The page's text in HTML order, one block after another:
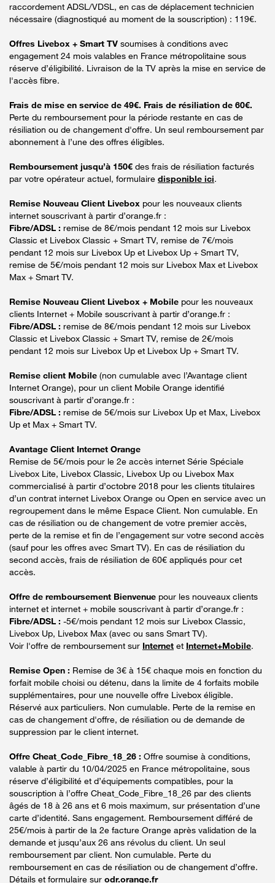
raccordement ADSL/VDSL, en cas de déplacement technicien
nécessaire (diagnostiqué au moment de la souscription) : 119€.
Offres Livebox + Smart TV soumises à conditions avec
engagement 24 mois valables en France métropolitaine sous
réserve d’éligibilité. Livraison de la TV après la mise en service de
l'accès fibre.
Frais de mise en service de 49€. Frais de résiliation de 60€.
Perte du remboursement pour la période restante en cas de
résiliation ou de changement d'offre. Un seul remboursement par
abonnement à l’une des offres éligibles.
Remboursement jusqu’à 150€ des frais de résiliation facturés
par votre opérateur actuel, formulaire disponible ici.
Remise Nouveau Client Livebox pour les nouveaux clients
internet souscrivant à partir d’orange.fr :
Fibre/ADSL : remise de 8€/mois pendant 12 mois sur Livebox
Classic et Livebox Classic + Smart TV, remise de 7€/mois
pendant 12 mois sur Livebox Up et Livebox Up + Smart TV,
remise de 5€/mois pendant 12 mois sur Livebox Max et Livebox
Max + Smart TV.
Remise Nouveau Client Livebox + Mobile pour les nouveaux
clients Internet + Mobile souscrivant à partir d’orange.fr :
Fibre/ADSL : remise de 8€/mois pendant 12 mois sur Livebox
Classic et Livebox Classic + Smart TV, remise de 2€/mois
pendant 12 mois sur Livebox Up et Livebox Up + Smart TV.
Remise client Mobile (non cumulable avec l’Avantage client
Internet Orange), pour un client Mobile Orange identifié
souscrivant à partir d’orange.fr :
Fibre/ADSL : remise de 5€/mois sur Livebox Up et Max, Livebox
Up et Max + Smart TV.
Avantage Client Internet Orange
Remise de 5€/mois pour le 2e accès internet Série Spéciale
Livebox Lite, Livebox Classic, Livebox Up ou Livebox Max
commercialisé à partir d’octobre 2018 pour les clients titulaires
d’un contrat internet Livebox Orange ou Open en service avec un
regroupement dans le même Espace Client. Non cumulable. En
cas de résiliation ou de changement de votre premier accès,
perte de la remise et fin de l’engagement sur votre second accès
(sauf pour les offres avec Smart TV). En cas de résiliation du
second accès, frais de résiliation de 60€ appliqués pour cet
accès.
Offre de remboursement Bienvenue pour les nouveaux clients
internet et internet + mobile souscrivant à partir d’orange.fr :
Fibre/ADSL : -5€/mois pendant 12 mois sur Livebox Classic,
Livebox Up, Livebox Max (avec ou sans Smart TV).
Voir l'offre de remboursement sur Internet et Internet+Mobile.
Remise Open : Remise de 3€ à 15€ chaque mois en fonction du
forfait mobile choisi ou détenu, dans la limite de 4 forfaits mobile
supplémentaires, pour une nouvelle offre Livebox éligible.
Réservé aux particuliers. Non cumulable. Perte de la remise en
cas de changement d'offre, de résiliation ou de demande de
suppression par le client internet.
Offre Cheat_Code_Fibre_18_26 : Offre soumise à conditions,
valable à partir du 10/04/2025 en France métropolitaine, sous
réserve d’éligibilité et d’équipements compatibles, pour la
souscription à l’offre Cheat_Code_Fibre_18_26 par des clients
âgés de 18 à 26 ans et 6 mois maximum, sur présentation d’une
carte d’identité. Sans engagement. Remboursement différé de
25€/mois à partir de la 2e facture Orange après validation de la
demande et jusqu’aux 26 ans révolus du client. Un seul
remboursement par client. Non cumulable. Perte du
remboursement en cas de résiliation ou de changement d’offre.
Détails et formulaire sur odr.orange.fr